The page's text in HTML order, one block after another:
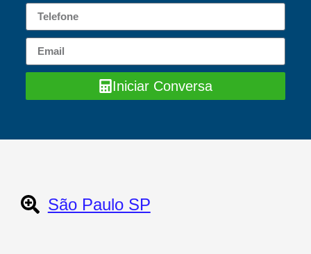
Iniciar Conversa
São Paulo SP